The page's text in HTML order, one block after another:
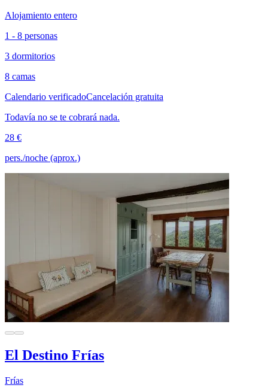
Alojamiento entero
1 - 8 personas
3 dormitorios
8 camas
Calendario verificadoCancelación gratuita
Todavía no se te cobrará nada.
28 €
pers./noche (aprox.)
El Destino Frías
Frías